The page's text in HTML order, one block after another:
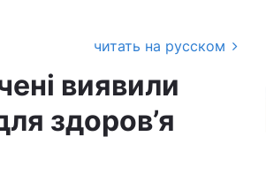
читать на русском
виявили
здоров’я